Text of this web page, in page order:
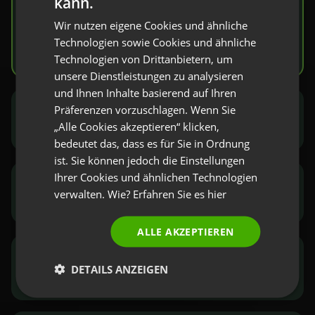
Mehr erfahren
Marketingfachleute und Vertriebsmitarbeiter
NGOs und öffentlicher Sektor
Manager und Berater
GERMAN
POLISH
RUSSIAN
SPANISH
ITALIAN
Wir nutzen eigene Cookies und ähnliche
Technologien sowie Cookies und ähnliche
Technologien von Drittanbietern, um
unsere Dienstleistungen zu analysieren
und Ihnen Inhalte basierend auf Ihren
Präferenzen vorzuschlagen. Wenn Sie
„Alle Cookies akzeptieren“ klicken,
bedeutet das, dass es für Sie in Ordnung
ist. Sie können jedoch die Einstellungen
Ihrer Cookies und ähnlichen Technologien
verwalten. Wie? Erfahren Sie es hier
ALLE AKZEPTIEREN
DETAILS ANZEIGEN